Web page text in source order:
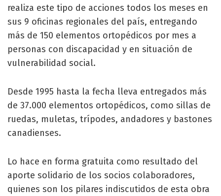
realiza este tipo de acciones todos los meses en
sus 9 oficinas regionales del país, entregando
más de 150 elementos ortopédicos por mes a
personas con discapacidad y en situación de
vulnerabilidad social.
Desde 1995 hasta la fecha lleva entregados más
de 37.000 elementos ortopédicos, como sillas de
ruedas, muletas, trípodes, andadores y bastones
canadienses.
Lo hace en forma gratuita como resultado del
aporte solidario de los socios colaboradores,
quienes son los pilares indiscutidos de esta obra